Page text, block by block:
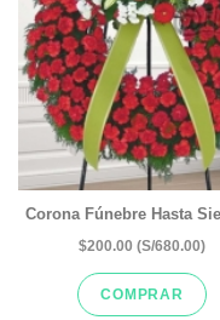
Corona Fúnebre Hasta
$200.00 (S/680.00)
COMPRAR